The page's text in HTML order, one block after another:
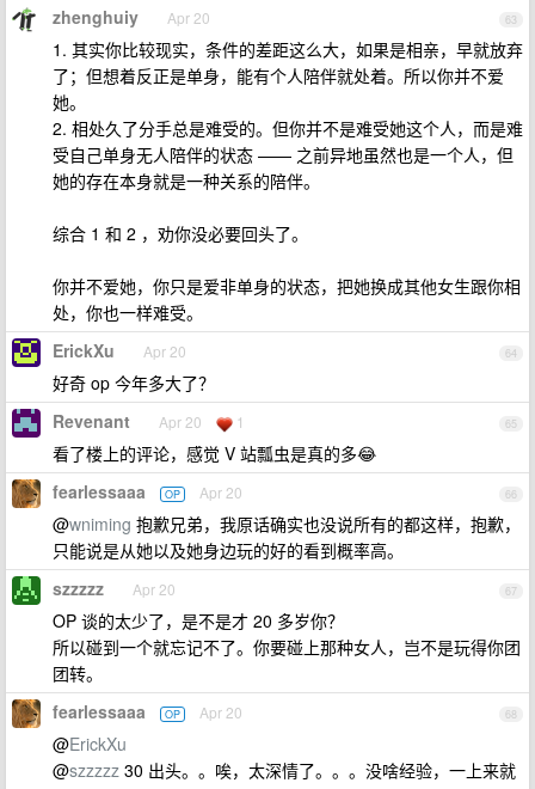
63
zhenghuiy Apr 20
1. 其实你比较现实，条件的差距这么大，如果是相亲，早就放弃
了；但想着反正是单身，能有个人陪伴就处着。所以你并不爱
她。
2. 相处久了分手总是难受的。但你并不是难受她这个人，而是难
受自己单身无人陪伴的状态 —— 之前异地虽然也是一个人，但
她的存在本身就是一种关系的陪伴。
综合 1 和 2 ，劝你没必要回头了。
你并不爱她，你只是爱非单身的状态，把她换成其他女生跟你相
处，你也一样难受。
64
ErickXu Apr 20
好奇 op 今年多大了？
65
Revenant Apr 20 1
看了楼上的评论，感觉 V 站瓢虫是真的多😂
66
fearlessaaa OP Apr 20
@wniming 抱歉兄弟，我原话确实也没说所有的都这样，抱歉，
只能说是从她以及她身边玩的好的看到概率高。
67
szzzzz Apr 20
OP 谈的太少了，是不是才 20 多岁你？
所以碰到一个就忘记不了。你要碰上那种女人，岂不是玩得你团
团转。
68
fearlessaaa OP Apr 20
@ErickXu
@szzzzz 30 出头。。唉，太深情了。。。没啥经验，一上来就